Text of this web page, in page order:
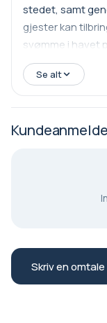
stedet, samt
gjester kan
svømme i havet
Se alt
Skriv en omtale